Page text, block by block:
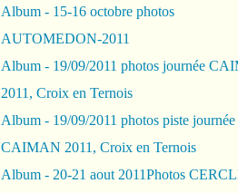
Album - 15-16 octobre photos
AUTOMEDON-2011
Album - 19/09/2011 photos journée
2011, Croix en Ternois
Album - 19/09/2011 photos piste journée
CAIMAN 2011, Croix en Ternois
Album - 20-21 aout 2011Photos